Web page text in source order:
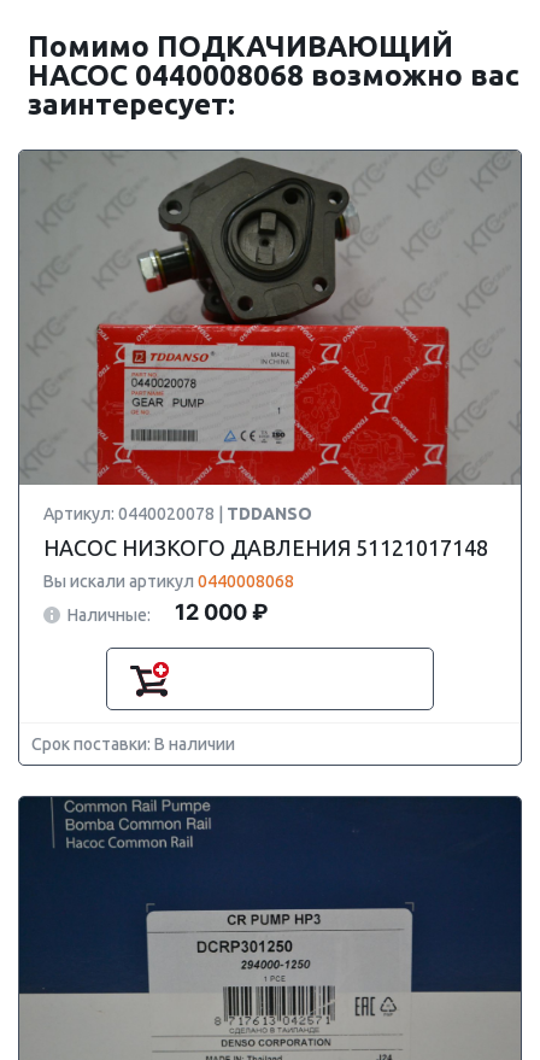
Помимо ПОДКАЧИВАЮЩИЙ
НАСОС 0440008068 возможно вас
заинтересует:
Артикул: 0440020078 | TDDANSO
НАСОС НИЗКОГО ДАВЛЕНИЯ 51121017148
Вы искали артикул 0440008068
Наличные:
12 000 ₽
Срок поставки: В наличии